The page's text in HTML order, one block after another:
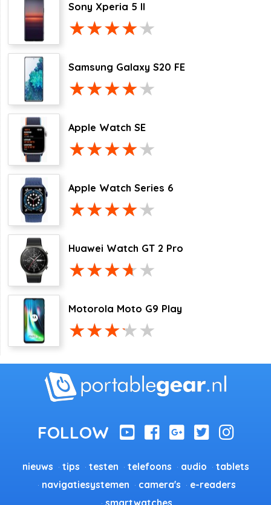
Sony Xperia 5 II
Samsung Galaxy S20 FE
Apple Watch SE
Apple Watch Series 6
Huawei Watch GT 2 Pro
Motorola Moto G9 Play
nieuws tips testen telefoons audio
tablets
navigatiesystemen
camera's
e-readers